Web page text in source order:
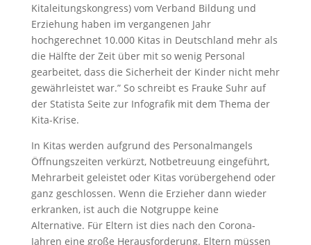
Kitaleitungskongress) vom Verband Bildung und
Erziehung haben im vergangenen Jahr
hochgerechnet 10.000 Kitas in Deutschland mehr als
die Hälfte der Zeit über mit so wenig Personal
gearbeitet, dass die Sicherheit der Kinder nicht mehr
gewährleistet war.” So schreibt es Frauke Suhr auf
der Statista Seite zur Infografik mit dem Thema der
Kita-Krise.
In Kitas werden aufgrund des Personalmangels
Öffnungszeiten verkürzt, Notbetreuung eingeführt,
Mehrarbeit geleistet oder Kitas vorübergehend oder
ganz geschlossen. Wenn die Erzieher dann wieder
erkranken, ist auch die Notgruppe keine
Alternative. Für Eltern ist dies nach den Corona-
Jahren eine große Herausforderung. Eltern müssen